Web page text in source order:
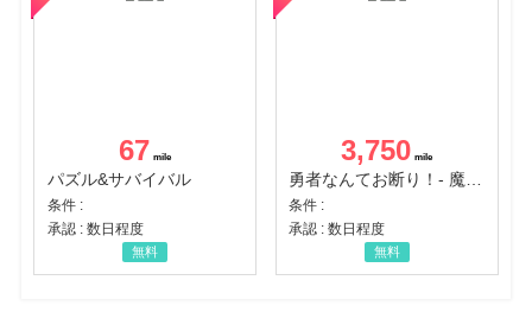
67
パズル&サバイバル
条件 :
承認 : 数日程度
無料
3,750
条件 :
承認 : 数日程度
無料